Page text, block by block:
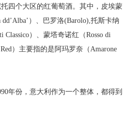
四个大区的红葡萄酒。其中，皮埃蒙
）、巴罗洛(Barolo),托斯卡纳
）、蒙塔奇诺红（Rosso di
）主要指的是阿玛罗奈（Amarone
年份，意大利作为一个整体，都得到